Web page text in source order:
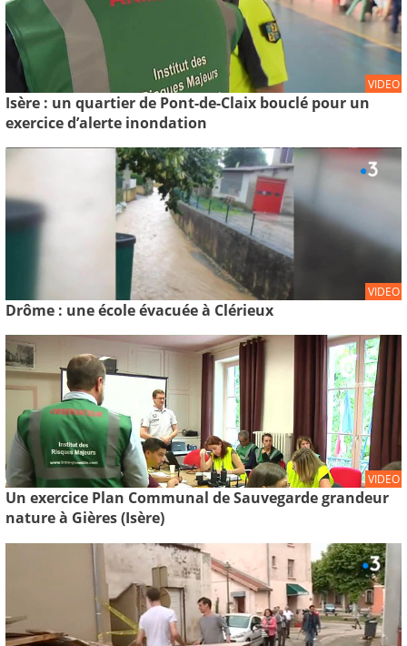
VIDEO
Isère : un quartier de Pont-de-Claix bouclé pour un
exercice d’alerte inondation
VIDEO
Drôme : une école évacuée à Clérieux
VIDEO
Un exercice Plan Communal de Sauvegarde grandeur
nature à Gières (Isère)